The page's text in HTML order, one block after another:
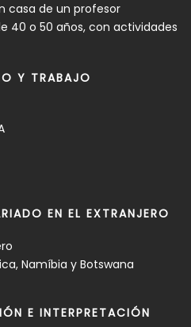
casa de un profesor
40 o 50 años, con actividades
Y TRABAJO
EN EL EXTRANJERO
Namíbia y Botswana
E INTERPRETACIÓN